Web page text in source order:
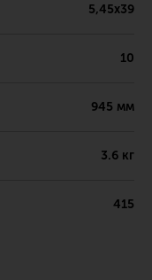
5,45х39
10
945 мм
3.6 кг
415